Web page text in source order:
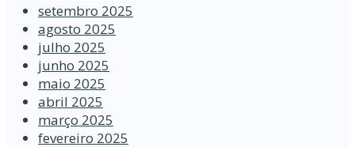
setembro 2025
agosto 2025
julho 2025
junho 2025
maio 2025
abril 2025
março 2025
fevereiro 2025